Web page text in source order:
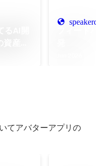
てアバターアプリの